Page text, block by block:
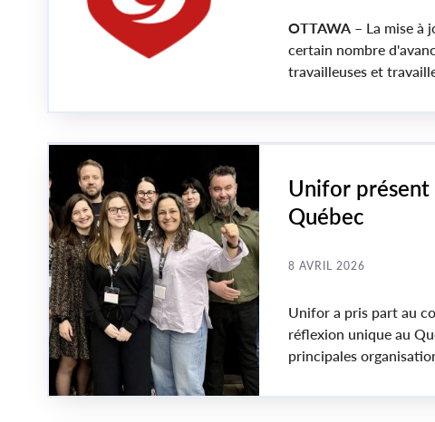
OTTAWA – La mise à
certain nombre
travailleuses et
de vivre dans une
Unifor présent
Québec
8 AVRIL 2026
Unifor a pris part au
réflexion unique au
principales
faire face aux enjeux